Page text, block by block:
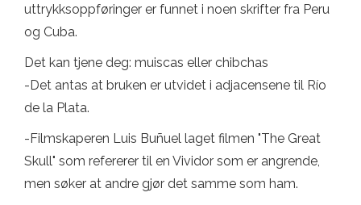
uttrykksoppføringer er funnet i noen skrifter fra Peru
og Cuba.
Det kan tjene deg: muiscas eller chibchas
-Det antas at bruken er utvidet i adjacensene til Río
de la Plata.
-Filmskaperen Luis Buñuel laget filmen "The Great
Skull" som refererer til en Vividor som er angrende,
men søker at andre gjør det samme som ham.